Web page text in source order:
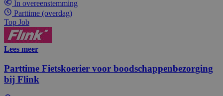
In overeenstemming
Parttime (overdag)
Top Job
Lees meer
Parttime Fietskoerier voor boodschappenbezorging
bij Flink